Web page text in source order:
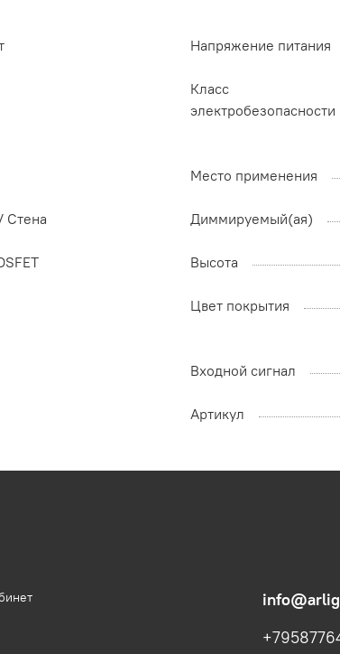
Напряжение питания
Класс
электробезопасности
Место применения
Cтена Диммируемый(ая)
Высота
Цвет покрытия
Входной сигнал
Артикул